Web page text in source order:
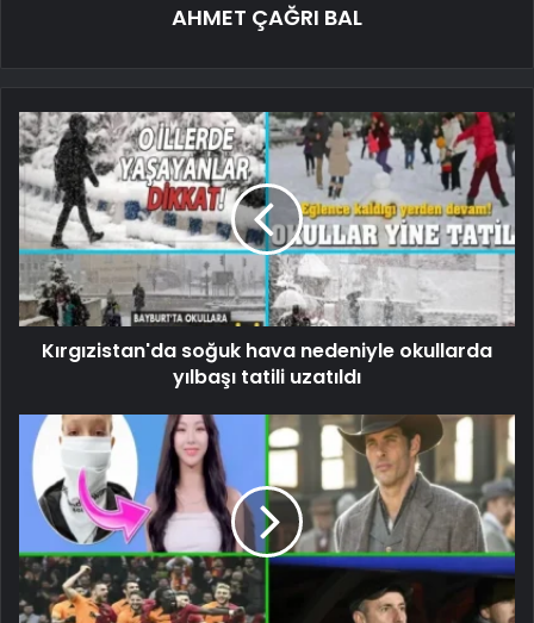
AHMET ÇAĞRI BAL
Kırgızistan'da soğuk hava nedeniyle okullarda
yılbaşı tatili uzatıldı